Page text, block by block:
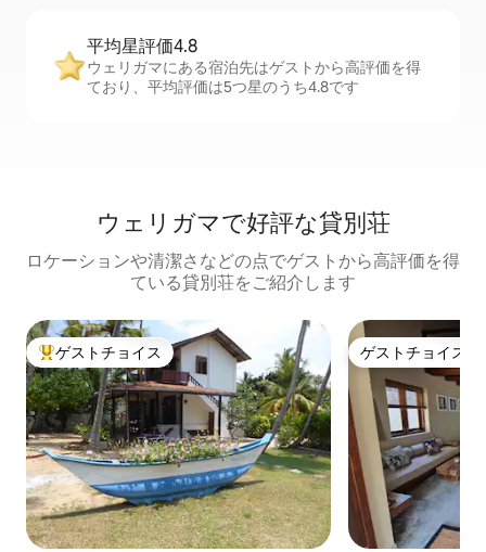
平均星評価4.8
ウェリガマにある宿泊先はゲストから高評価を得
ており、平均評価は5つ星のうち4.8です
ウェリガマで好評な貸別荘
ロケーションや清潔さなどの点でゲストから高評価を得
ている貸別荘をご紹介します
大好評のゲストチョイスです。
ゲストチョイス ゲストチョイス
ゲストチョイス